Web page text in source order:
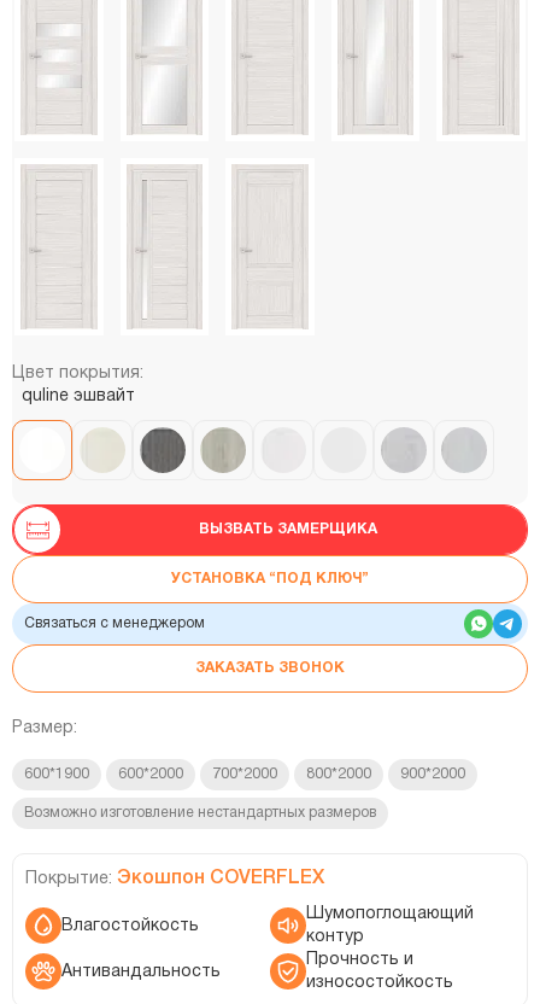
Цвет покрытия:
quline эшвайт
ВЫЗВАТЬ ЗАМЕРЩИКА
УСТАНОВКА “ПОД КЛЮЧ”
Связаться с менеджером
ЗАКАЗАТЬ ЗВОНОК
Размер:
600*1900 600*2000 700*2000 800*2000 900*2000
Возможно изготовление нестандартных размеров
Покрытие: Экошпон COVERFLEX
Влагостойкость
Шумопоглощающий
контур
Антивандальность
Прочность и
износостойкость